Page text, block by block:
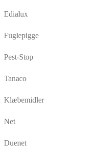
Edialux
Fuglepigge
Pest-Stop
Tanaco
Klæbemidler
Net
Duenet